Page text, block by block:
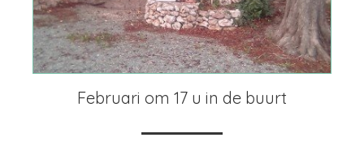
Februari om 17 u in de buurt